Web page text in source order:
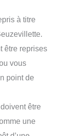
à titre
être reprises
vous
point de
être
une